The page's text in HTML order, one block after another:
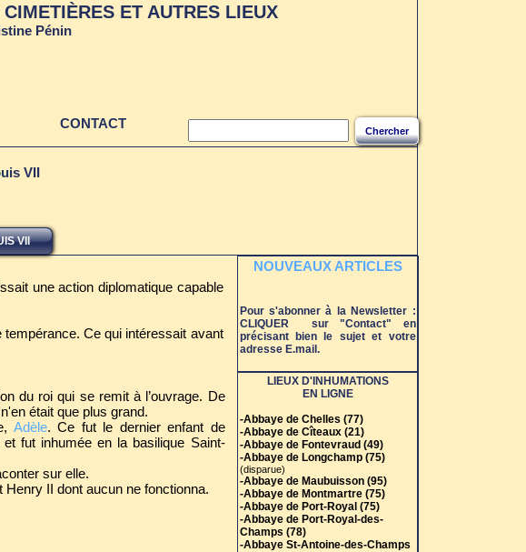
VII
VII
du roi qui se remit à l’ouvrage. De
était que plus grand.
Adèle. Ce fut le dernier enfant de
fut inhumée en la basilique Saint-
sur elle.
II dont aucun ne fonctionna.
une action diplomatique capable
Ce qui intéressait avant
ET AUTRES LIEUX
Pénin
CONTACT Chercher
NOUVEAUX ARTICLES
Pour s'abonner à la Newsletter :
CLIQUER sur "Contact" en
précisant bien le sujet et votre
adresse E.mail.
LIEUX D'INHUMATIONS
EN LIGNE
-Abbaye de Chelles (77)
-Abbaye de Cîteaux (21)
-Abbaye de Fontevraud (49)
-Abbaye de Longchamp (75)
(disparue)
-Abbaye de Maubuisson (95)
-Abbaye de Montmartre (75)
-Abbaye de Port-Royal (75)
-Abbaye de Port-Royal-des-
Champs (78)
-Abbaye St-Antoine-des-Champs